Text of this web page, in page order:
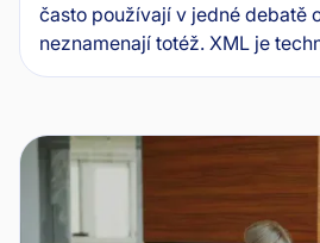
často používají v jedné debatě
neznamenají totéž. XML je
ISDOC je konkrétní formát
výměnu mezi systémy.